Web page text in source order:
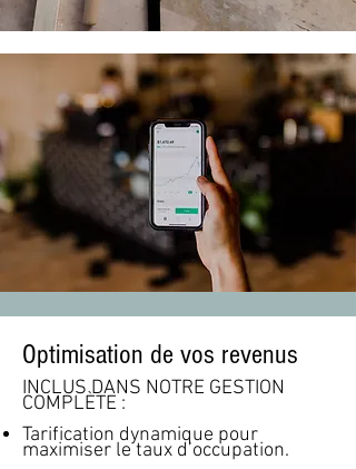
Optimisation de vos revenus
INCLUS DANS NOTRE GESTION
COMPLÈTE :
Tarification dynamique pour
maximiser le taux d’occupation.